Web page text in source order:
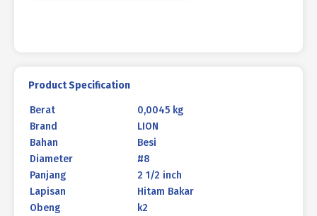
Product Specification
Berat
0,0045 kg
Brand
LION
Bahan
Besi
Diameter
#8
Panjang
2 1/2 inch
Lapisan
Hitam Bakar
Obeng
k2